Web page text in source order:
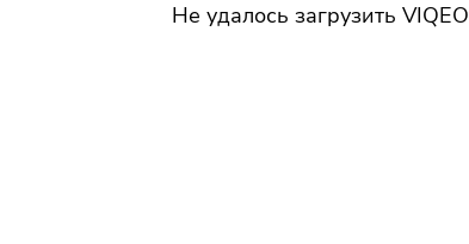
Не удалось загрузить VIQEO